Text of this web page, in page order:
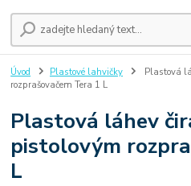
Úvod Plastové lahvičky
Plastová
rozprašovačem Tera 1 L
Plastová láhev
pistolovým
L